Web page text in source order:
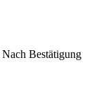
Nach Bestätigung